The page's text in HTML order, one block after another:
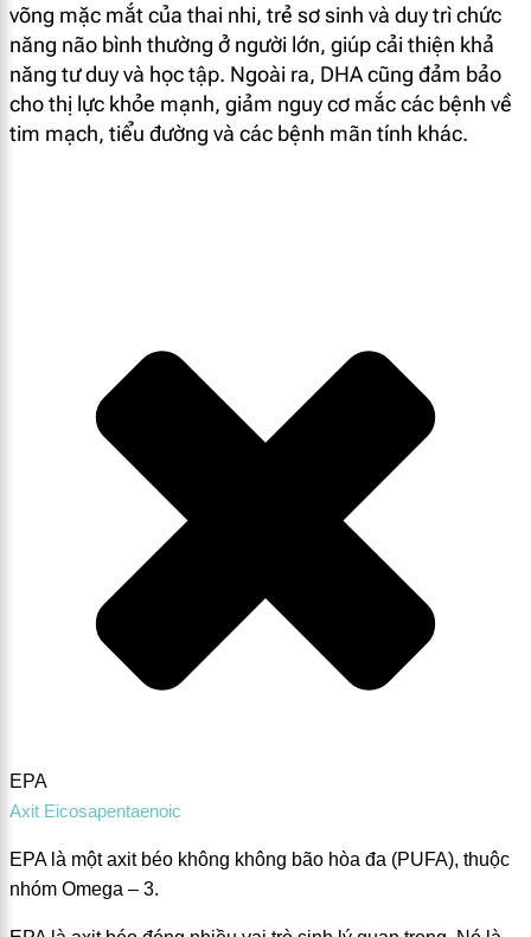
võng mặc mắt của thai nhi, trẻ sơ sinh và duy trì chức
năng não bình thường ở người lớn, giúp cải thiện khả
năng tư duy và học tập. Ngoài ra, DHA cũng đảm bảo
cho thị lực khỏe mạnh, giảm nguy cơ mắc các bệnh về
tim mạch, tiểu đường và các bệnh mãn tính khác.
EPA
Axit Eicosapentaenoic
EPA là một axit béo không không bão hòa đa (PUFA), thuộc
nhóm Omega – 3.